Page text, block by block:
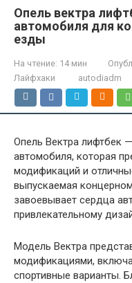
Опель вектра
автомобиля для
езды
На чтение: 14 мин
Лайфхаки
autodiadm
Опель Вектра лифтбек
автомобиля, которая
модификаций и
выпускаемая
завоевывает сердца
привлекательному
Модель Вектра
модификациями,
спортивные варианты.